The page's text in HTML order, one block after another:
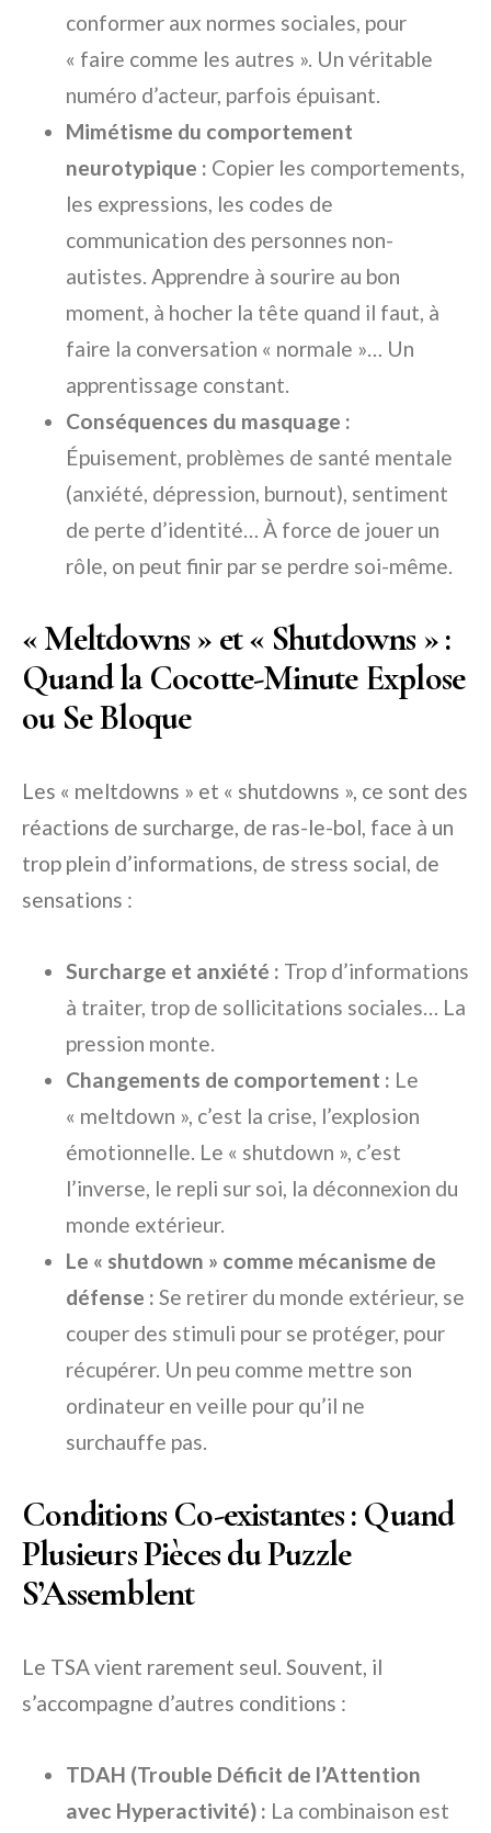
conformer aux normes sociales, pour
« faire comme les autres ». Un véritable
numéro d’acteur, parfois épuisant.
Mimétisme du comportement
neurotypique : Copier les comportements,
les expressions, les codes de
communication des personnes non-
autistes. Apprendre à sourire au bon
moment, à hocher la tête quand il faut, à
faire la conversation « normale »… Un
apprentissage constant.
Conséquences du masquage :
Épuisement, problèmes de santé mentale
(anxiété, dépression, burnout), sentiment
de perte d’identité… À force de jouer un
rôle, on peut finir par se perdre soi-même.
« Meltdowns » et « Shutdowns » :
Quand la Cocotte-Minute Explose
ou Se Bloque
Les « meltdowns » et « shutdowns », ce sont des
réactions de surcharge, de ras-le-bol, face à un
trop plein d’informations, de stress social, de
sensations :
Surcharge et anxiété : Trop d’informations
à traiter, trop de sollicitations sociales… La
pression monte.
Changements de comportement : Le
« meltdown », c’est la crise, l’explosion
émotionnelle. Le « shutdown », c’est
l’inverse, le repli sur soi, la déconnexion du
monde extérieur.
Le « shutdown » comme mécanisme de
défense : Se retirer du monde extérieur, se
couper des stimuli pour se protéger, pour
récupérer. Un peu comme mettre son
ordinateur en veille pour qu’il ne
surchauffe pas.
Conditions Co-existantes : Quand
Plusieurs Pièces du Puzzle
S’Assemblent
Le TSA vient rarement seul. Souvent, il
s’accompagne d’autres conditions :
TDAH (Trouble Déficit de l’Attention
avec Hyperactivité) : La combinaison est